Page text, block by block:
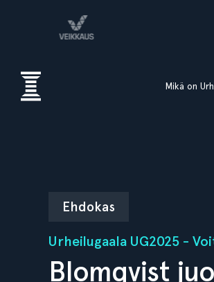
Mikä on
Ehdokas
Urheilugaala UG2025 -
Blomqvist